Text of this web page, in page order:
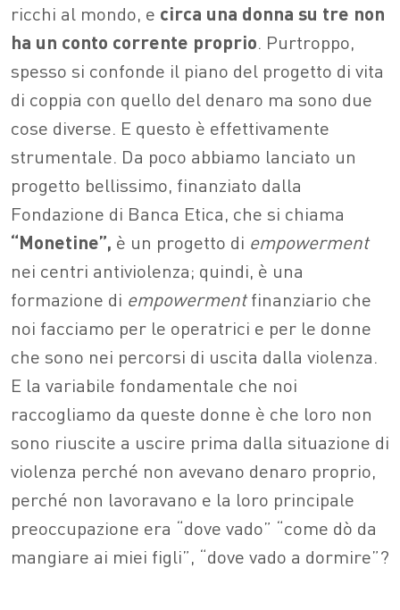
ricchi al mondo, e circa una donna su tre non
ha un conto corrente proprio. Purtroppo,
spesso si confonde il piano del progetto di vita
di coppia con quello del denaro ma sono due
cose diverse. E questo è effettivamente
strumentale. Da poco abbiamo lanciato un
progetto bellissimo, finanziato dalla
Fondazione di Banca Etica, che si chiama
“Monetine”, è un progetto di empowerment
nei centri antiviolenza; quindi, è una
formazione di empowermentfinanziario che
noi facciamo per le operatrici e per le donne
che sono nei percorsi di uscita dalla violenza.
E la variabile fondamentale che noi
raccogliamo da queste donne è che loro non
sono riuscite a uscire prima dalla situazione di
violenza perché non avevano denaro proprio,
perché non lavoravano e la loro principale
preoccupazione era “dove vado” “come dò da
mangiare ai miei figli”, “dove vado a dormire”?